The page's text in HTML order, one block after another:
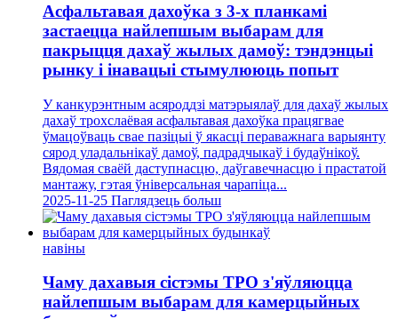
Асфальтавая дахоўка з 3-х планкамі
застаецца найлепшым выбарам для
пакрыцця дахаў жылых дамоў: тэндэнцыі
рынку і інавацыі стымулююць попыт
У канкурэнтным асяроддзі матэрыялаў для дахаў жылых
дахаў трохслаёвая асфальтавая дахоўка працягвае
ўмацоўваць свае пазіцыі ў якасці пераважнага варыянту
сярод уладальнікаў дамоў, падрадчыкаў і будаўнікоў.
Вядомая сваёй даступнасцю, даўгавечнасцю і прастатой
мантажу, гэтая ўніверсальная чарапіца...
2025-11-25 Паглядзець больш
навіны
Чаму дахавыя сістэмы TPO з'яўляюцца
найлепшым выбарам для камерцыйных